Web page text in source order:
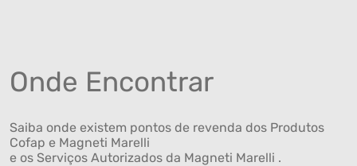
Onde Encontrar
Saiba onde existem pontos de revenda dos Produtos
Cofap e Magneti Marelli
e os Serviços Autorizados da Magneti Marelli .